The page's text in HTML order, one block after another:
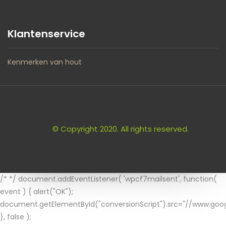
Klantenservice
Kenmerken van hout
© Copyright 2020. All rights reserved.
/* */ document.addEventListener( 'wpcf7mailsent', function(
event ) { alert("OK");
document.getElementById("conversionScript").src="//
}, false );